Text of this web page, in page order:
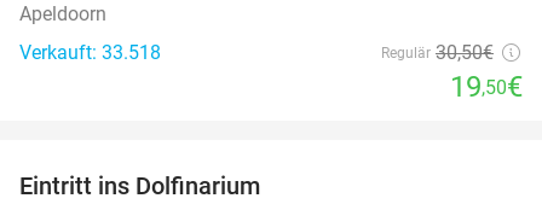
Apeldoorn
Verkauft: 33.518
Regulär 30,50€
19,50€
Eintritt ins Dolfinarium